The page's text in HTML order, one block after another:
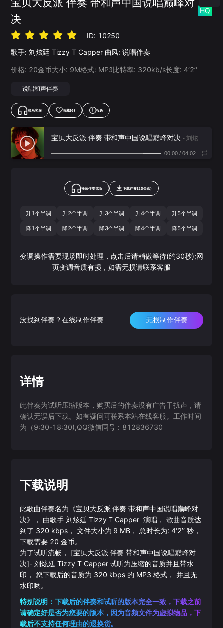
宝贝大反派 伴奏 带和声中国说唱巅峰对
决
HQ
ID: 10250
歌手: 刘炫廷 Tizzy T Capper 曲风: 说唱伴奏
价格: 20金币大小: 9M格式: MP3比特率: 320kb/s长度: 4‘2’‘
说唱和声伴奏
联系客服 收藏(6) 投诉
宝贝大反派 伴奏 带和声中国说唱巅峰对决 - 刘炫廷,Tizzy T,Capper
00:00/ 04:02
播放伴奏试听 下载伴奏(20金币)
升1个半调 升2个半调 升3个半调 升4个半调 升5个半调
降1个半调 降2个半调 降3个半调 降4个半调 降5个半调
变调操作需要现场即时处理，点击后请稍做等待(约30秒);网
页变调音质有损，如需无损请联系客服
没找到伴奏？在线制作伴奏 无损制作伴奏
详情
此伴奏为试听压缩版本，购买后的伴奏没有广告干扰声，请
确认无误后下载。如有疑问可联系本站在线客服。工作时间
为（9:30-18:30),QQ微信同号：812836730
下载说明
此歌曲伴奏名为《宝贝大反派 伴奏 带和声中国说唱巅峰对
决》， 由歌手 刘炫廷 Tizzy T Capper 演唱， 歌曲音质达
到了 320 kbps， 文件大小为 9 MB， 总时长为: 4‘2’‘秒，
下载需要 20 金币。
为了试听流畅， [宝贝大反派 伴奏 带和声中国说唱巅峰对
决]- 刘炫廷 Tizzy T Capper 试听为压缩的音质并且带水
印， 您下载后的音质为 320 kbps 的 MP3 格式， 并且无
水印哟。
特别说明：下载后的伴奏和试听的版本完全一致，下载之前
请确定好是否为您要的版本，因为音频文件为虚拟物品，下
载后不支持任何理由的退换货。